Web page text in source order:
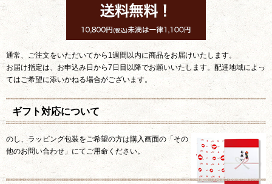
通常、ご注文をいただいてから1週間以内に商品をお届けいたします。
お届け指定は、お申込み日から7日目以降でお願いいたします。配達地域によっ
てはご希望に添いかねる場合がございます。
ギフト対応について
のし、ラッピング包装をご希望の方は購入画面の「その
他のお問い合わせ」にてご用命ください。